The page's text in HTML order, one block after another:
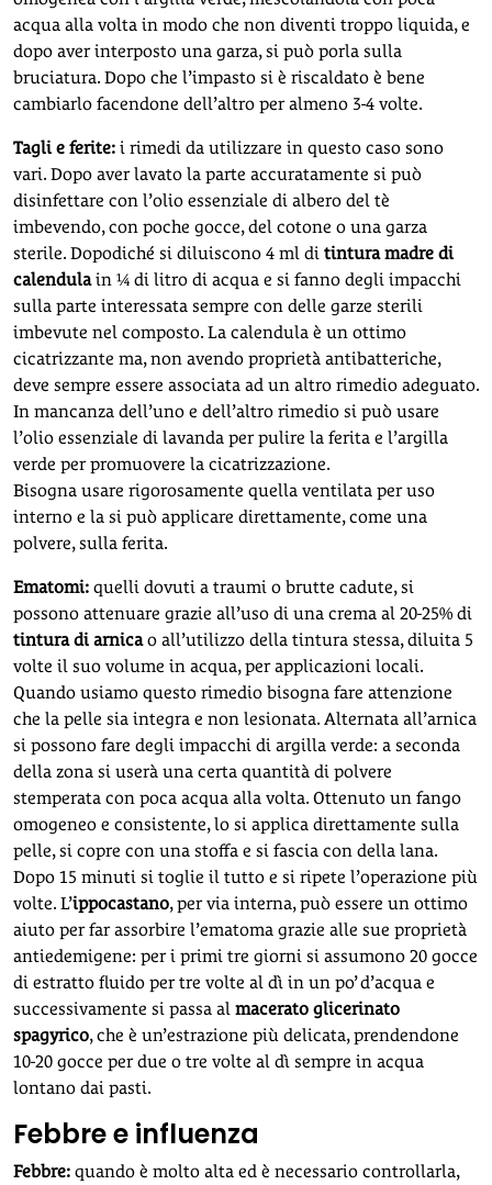
acqua alla volta in modo che non diventi troppo liquida, e
dopo aver interposto una garza, si può porla sulla
bruciatura. Dopo che l’impasto si è riscaldato è bene
cambiarlo facendone dell’altro per almeno 3-4 volte.
Tagli e ferite: i rimedi da utilizzare in questo caso sono
vari. Dopo aver lavato la parte accuratamente si può
disinfettare con l’olio essenziale di albero del tè
imbevendo, con poche gocce, del cotone o una garza
sterile. Dopodiché si diluiscono 4 ml di tintura madre di
calendulain ¼ di litro di acqua e si fanno degli impacchi
sulla parte interessata sempre con delle garze sterili
imbevute nel composto. La calendula è un ottimo
cicatrizzante ma, non avendo proprietà antibatteriche,
deve sempre essere associata ad un altro rimedio adeguato.
In mancanza dell’uno e dell’altro rimedio si può usare
l’olio essenziale di lavanda per pulire la ferita e l’argilla
verde per promuovere la cicatrizzazione.
Bisogna usare rigorosamente quella ventilata per uso
interno e la si può applicare direttamente, come una
polvere, sulla ferita.
Ematomi: quelli dovuti a traumi o brutte cadute, si
possono attenuare grazie all’uso di una crema al 20-25% di
tintura di arnicao all’utilizzo della tintura stessa, diluita 5
volte il suo volume in acqua, per applicazioni locali.
Quando usiamo questo rimedio bisogna fare attenzione
che la pelle sia integra e non lesionata. Alternata all’arnica
si possono fare degli impacchi di argilla verde: a seconda
della zona si userà una certa quantità di polvere
stemperata con poca acqua alla volta. Ottenuto un fango
omogeneo e consistente, lo si applica direttamente sulla
pelle, si copre con una stoffa e si fascia con della lana.
Dopo 15 minuti si toglie il tutto e si ripete l’operazione più
volte. L’ippocastano, per via interna, può essere un ottimo
aiuto per far assorbire l’ematoma grazie alle sue proprietà
antiedemigene: per i primi tre giorni si assumono 20 gocce
di estratto fluido per tre volte al dì in un po’ d’acqua e
successivamente si passa al macerato glicerinato
spagyrico, che è un’estrazione più delicata, prendendone
10-20 gocce per due o tre volte al dì sempre in acqua
lontano dai pasti.
Febbre e influenza
Febbre: quando è molto alta ed è necessario controllarla,